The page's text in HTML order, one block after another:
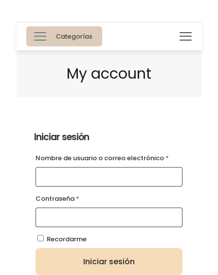
Categorías
My account
Iniciar sesión
Nombre de usuario o correo electrónico *Requerido
Contraseña *Requerido
Recordarme
Iniciar sesión